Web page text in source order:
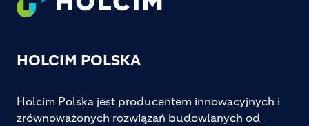
HOLCIM POLSKA
Holcim Polska jest producentem innowacyjnych i
zrównoważonych rozwiązań budowlanych od